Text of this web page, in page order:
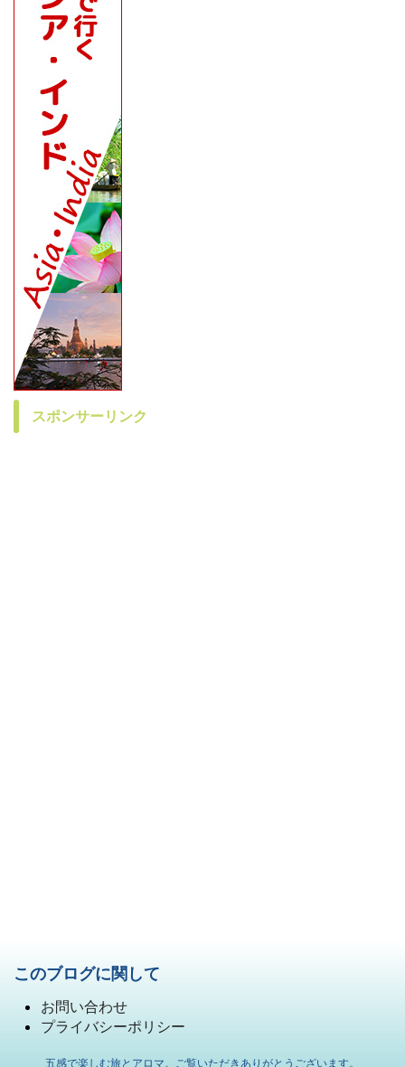
スポンサーリンク
このブログに関して
お問い合わせ
プライバシーポリシー
五感で楽しむ旅とアロマ。ご覧いただきありがとうございます。